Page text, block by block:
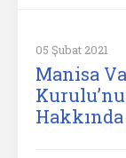
05 Şubat 2021
Manisa
Hakkında